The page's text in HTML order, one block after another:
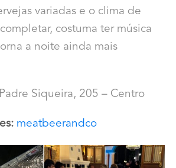
variadas e o clima de
costuma ter música
a noite ainda mais
Siqueira, 205 – Centro
meatbeerandco